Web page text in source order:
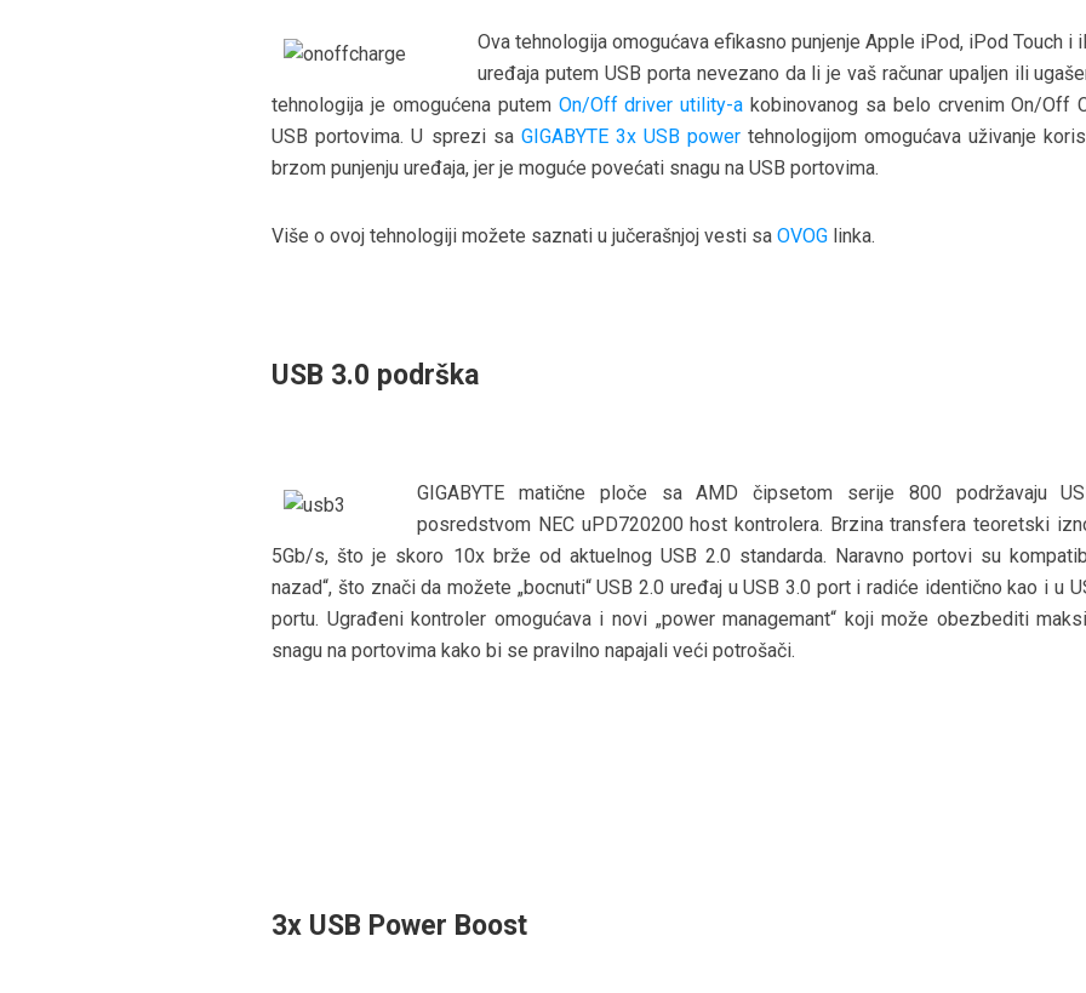
Ova tehnologija omogućava efikasno punjenje Apple iPod, iPod Touch i
uređaja putem USB porta nevezano da li je vaš računar upaljen ili
tehnologija je omogućena putem On/Off driver utility-a kobinovanog sa belo crvenim On/Off
USB portovima. U sprezi sa GIGABYTE 3x USB powertehnologijom omogućava uživanje
brzom punjenju uređaja, jer je moguće povećati snagu na USB portovima.
Više o ovoj tehnologiji možete saznati u jučerašnjoj vesti saOVOG linka.
USB 3.0 podrška
GIGABYTE matične ploče sa AMD čipsetom serije 800 podržavaju
posredstvom NEC uPD720200 host kontrolera. Brzina transfera teoretski
5Gb/s, što je skoro 10x brže od aktuelnog USB 2.0 standarda. Naravno portovi su
nazad“, što znači da možete „bocnuti“ USB 2.0 uređaj u USB 3.0 port i radiće identično kao i u
portu. Ugrađeni kontroler omogućava i novi „power managemant“ koji može obezbediti
snagu na portovima kako bi se pravilno napajali veći potrošači.
3x USB Power Boost